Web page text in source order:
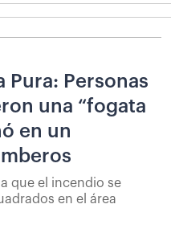
Pura: Personas
una “fogata
en un
que el incendio se
en el área